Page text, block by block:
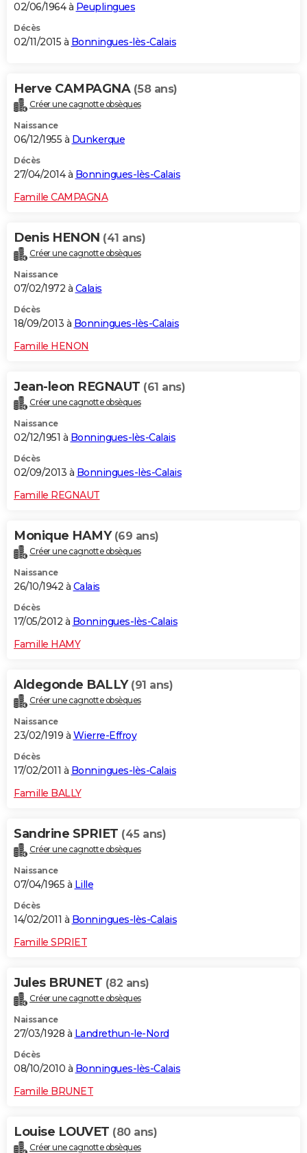
02/06/1964 à Peuplingues
Décès
02/11/2015 à Bonningues-lès-Calais
Herve CAMPAGNA (58 ans)
Créer une cagnotte obsèques
Naissance
06/12/1955 à Dunkerque
Décès
27/04/2014 à Bonningues-lès-Calais
Famille CAMPAGNA
Denis HENON (41 ans)
Créer une cagnotte obsèques
Naissance
07/02/1972 à Calais
Décès
18/09/2013 à Bonningues-lès-Calais
Famille HENON
Jean-leon REGNAUT (61 ans)
Créer une cagnotte obsèques
Naissance
02/12/1951 à Bonningues-lès-Calais
Décès
02/09/2013 à Bonningues-lès-Calais
Famille REGNAUT
Monique HAMY (69 ans)
Créer une cagnotte obsèques
Naissance
26/10/1942 à Calais
Décès
17/05/2012 à Bonningues-lès-Calais
Famille HAMY
Aldegonde BALLY (91 ans)
Créer une cagnotte obsèques
Naissance
23/02/1919 à Wierre-Effroy
Décès
17/02/2011 à Bonningues-lès-Calais
Famille BALLY
Sandrine SPRIET (45 ans)
Créer une cagnotte obsèques
Naissance
07/04/1965 à Lille
Décès
14/02/2011 à Bonningues-lès-Calais
Famille SPRIET
Jules BRUNET (82 ans)
Créer une cagnotte obsèques
Naissance
27/03/1928 à Landrethun-le-Nord
Décès
08/10/2010 à Bonningues-lès-Calais
Famille BRUNET
Louise LOUVET (80 ans)
Créer une cagnotte obsèques